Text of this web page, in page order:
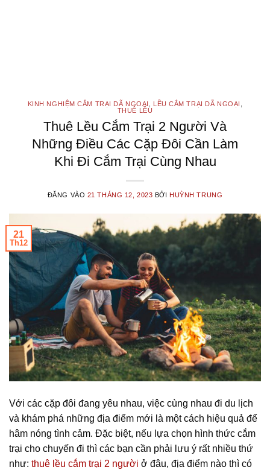
KINH NGHIỆM CẮM TRẠI DÃ NGOẠI LỀU CẮM TRẠI DÃ NGOẠI
THUÊ LỀU
Thuê Lều Cắm Trại 2 Người Và
Những Điều Các Cặp Đôi Cần Làm
Khi Đi Cắm Trại Cùng Nhau
ĐĂNG VÀO 21 THÁNG 12, 2023 BỞIHUỲNH TRUNG
21
Th12
Với các cặp đôi đang yêu nhau, việc cùng nhau đi du lịch
và khám phá những địa điểm mới là một cách hiệu quả để
hâm nóng tình cảm. Đặc biệt, nếu lựa chọn hình thức cắm
trại cho chuyến đi thì các bạn cần phải lưu ý rất nhiều thứ
như: thuê lều cắm trại 2 người ở đâu, địa điểm nào thì có